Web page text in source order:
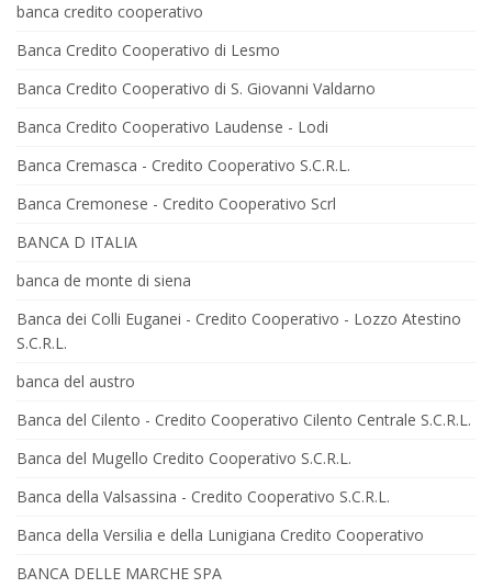
banca credito cooperativo
Banca Credito Cooperativo di Lesmo
Banca Credito Cooperativo di S. Giovanni Valdarno
Banca Credito Cooperativo Laudense - Lodi
Banca Cremasca - Credito Cooperativo S.C.R.L.
Banca Cremonese - Credito Cooperativo Scrl
BANCA D ITALIA
banca de monte di siena
Banca dei Colli Euganei - Credito Cooperativo - Lozzo Atestino
S.C.R.L.
banca del austro
Banca del Cilento - Credito Cooperativo Cilento Centrale S.C.R.L.
Banca del Mugello Credito Cooperativo S.C.R.L.
Banca della Valsassina - Credito Cooperativo S.C.R.L.
Banca della Versilia e della Lunigiana Credito Cooperativo
BANCA DELLE MARCHE SPA